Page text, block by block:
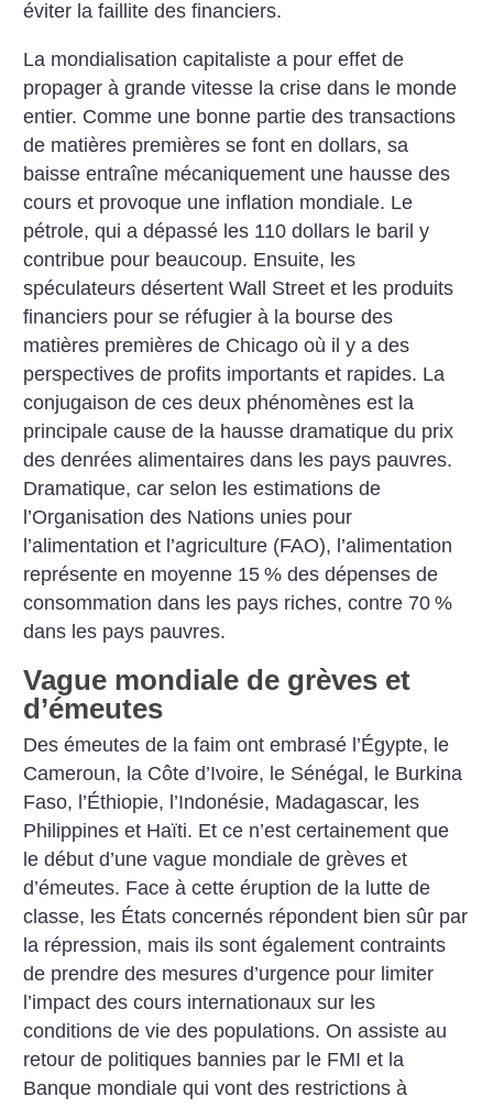
éviter la faillite des financiers.
La mondialisation capitaliste a pour effet de
propager à grande vitesse la crise dans le monde
entier. Comme une bonne partie des transactions
de matières premières se font en dollars, sa
baisse entraîne mécaniquement une hausse des
cours et provoque une inflation mondiale. Le
pétrole, qui a dépassé les 110 dollars le baril y
contribue pour beaucoup. Ensuite, les
spéculateurs désertent Wall Street et les produits
financiers pour se réfugier à la bourse des
matières premières de Chicago où il y a des
perspectives de profits importants et rapides. La
conjugaison de ces deux phénomènes est la
principale cause de la hausse dramatique du prix
des denrées alimentaires dans les pays pauvres.
Dramatique, car selon les estimations de
l’Organisation des Nations unies pour
l’alimentation et l’agriculture (FAO), l’alimentation
représente en moyenne 15 % des dépenses de
consommation dans les pays riches, contre 70 %
dans les pays pauvres.
Vague mondiale de grèves et
d’émeutes
Des émeutes de la faim ont embrasé l’Égypte, le
Cameroun, la Côte d’Ivoire, le Sénégal, le Burkina
Faso, l’Éthiopie, l’Indonésie, Madagascar, les
Philippines et Haïti. Et ce n’est certainement que
le début d’une vague mondiale de grèves et
d’émeutes. Face à cette éruption de la lutte de
classe, les États concernés répondent bien sûr par
la répression, mais ils sont également contraints
de prendre des mesures d’urgence pour limiter
l’impact des cours internationaux sur les
conditions de vie des populations. On assiste au
retour de politiques bannies par le FMI et la
Banque mondiale qui vont des restrictions à